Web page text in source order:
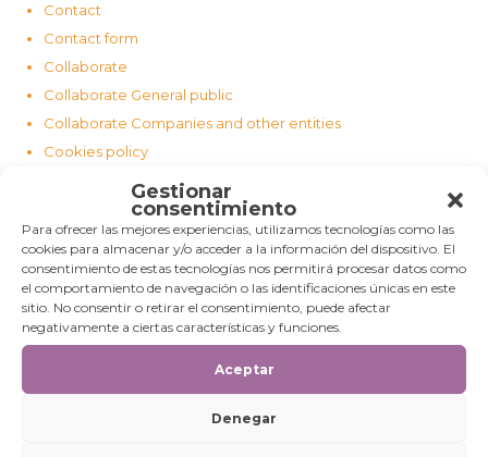
Gestionar
consentimiento
Para ofrecer las mejores experiencias, utilizamos tecnologías como las
cookies para almacenar y/o acceder a la información del dispositivo. El
consentimiento de estas tecnologías nos permitirá procesar datos como
el comportamiento de navegación o las identificaciones únicas en este
sitio. No consentir o retirar el consentimiento, puede afectar
negativamente a ciertas características y funciones.
Aceptar
Denegar
Contact
Contact form
Collaborate
Collaborate General public
Collaborate Companies and other entities
Cookies policy